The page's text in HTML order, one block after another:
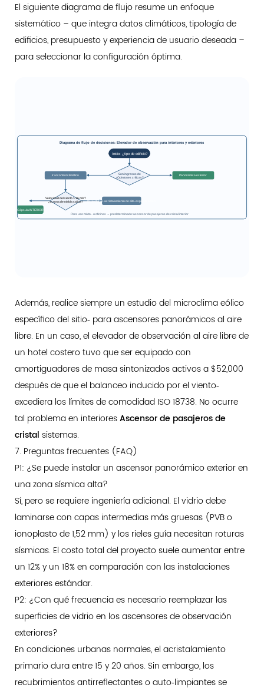
El siguiente diagrama de flujo resume un enfoque
sistemático – que integra datos climáticos, tipología de
edificios, presupuesto y experiencia de usuario deseada –
para seleccionar la configuración óptima.
Diagrama de flujo de decisiones: Elevador de observación para interiores y exteriores
Inicio: ¿tipo de edificio?
Son ingresos de
¿Opiniones críticas?
Panorámica exterior
Ir al control climático
Velocidad del viento > 16 m/s?
¿o zona de niebla salina? INTERIOR + acristalamiento de alta‑especificación
Cápsula INTERIOR
Para uso mixto ‑ u oficinas → predeterminado: ascensor de pasajeros de cristal interior
Además, realice siempre un estudio del microclima eólico
específico del sitio‑ para ascensores panorámicos al aire
libre. En un caso, el elevador de observación al aire libre de
un hotel costero tuvo que ser equipado con
amortiguadores de masa sintonizados activos a $52,000
después de que el balanceo inducido por el viento‑
excediera los límites de comodidad ISO 18738. No ocurre
tal problema en interioresAscensor de pasajeros de
cristal sistemas.
7. Preguntas frecuentes (FAQ)
P1: ¿Se puede instalar un ascensor panorámico exterior en
una zona sísmica alta?
Sí, pero se requiere ingeniería adicional. El vidrio debe
laminarse con capas intermedias más gruesas (PVB o
ionoplasto de 1,52 mm) y los rieles guía necesitan roturas
sísmicas. El costo total del proyecto suele aumentar entre
un 12% y un 18% en comparación con las instalaciones
exteriores estándar.
P2: ¿Con qué frecuencia es necesario reemplazar las
superficies de vidrio en los ascensores de observación
exteriores?
En condiciones urbanas normales, el acristalamiento
primario dura entre 15 y 20 años. Sin embargo, los
recubrimientos antirreflectantes o auto‑limpiantes se